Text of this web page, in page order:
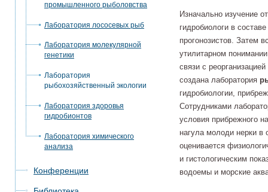
промышленного рыболовства
Лаборатория лососевых рыб
Лаборатория молекулярной
генетики
Лаборатория
рыбохозяйственный экологии
Лаборатория здоровья
гидробионтов
Лаборатория химического
анализа
Конференции
Изначально изучение
гидробиологи в
прогонозистов. Затем
утилитарном
связи с
создана лаборатория
гидробиологии,
Сотрудниками
условия прибрежного
нагула молоди нерки в
оценивается
и гистологическим
водоемы и морские